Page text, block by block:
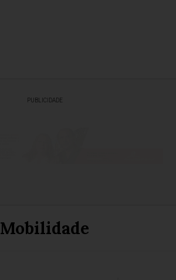
PUBLICIDADE
Mobilidade